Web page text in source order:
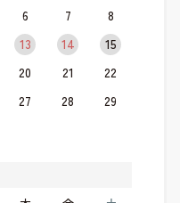
6 7
8
13 14
15
20 21
22
27 28
29